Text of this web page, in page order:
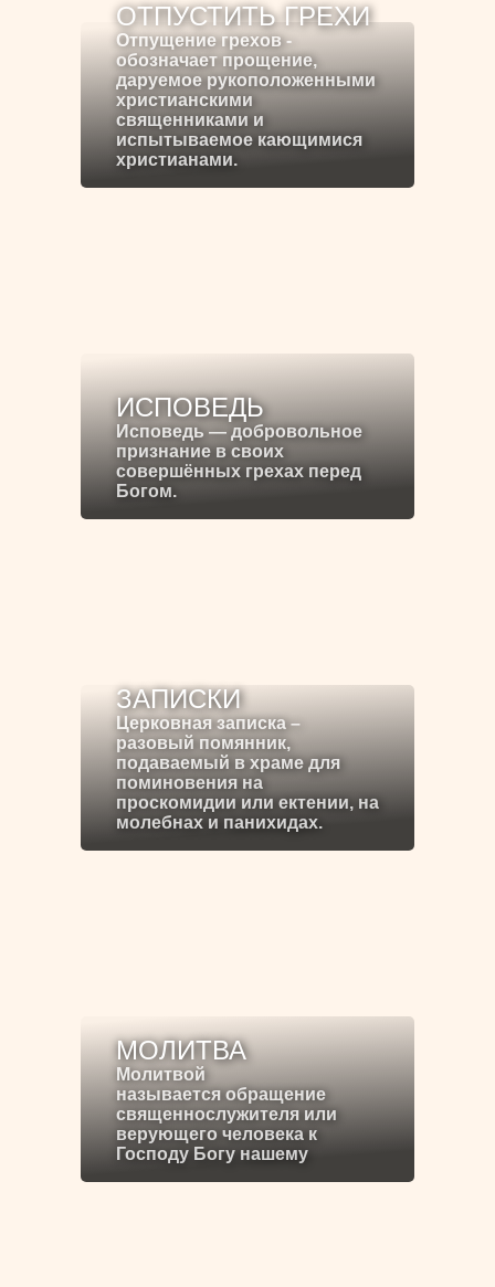
ОТПУСТИТЬ ГРЕХИ
Отпущение грехов -
обозначает прощение,
даруемое рукоположенными
христианскими
священниками и
испытываемое кающимися
христианами.
ИСПОВЕДЬ
Исповедь — добровольное
признание в своих
совершённых грехах перед
Богом.
ЗАПИСКИ
Церковная записка –
разовый помянник,
подаваемый в храме для
поминовения на
проскомидии или ектении, на
молебнах и панихидах.
МОЛИТВА
Молитвой
называется обращение
священнослужителя или
верующего человека к
Господу Богу нашему